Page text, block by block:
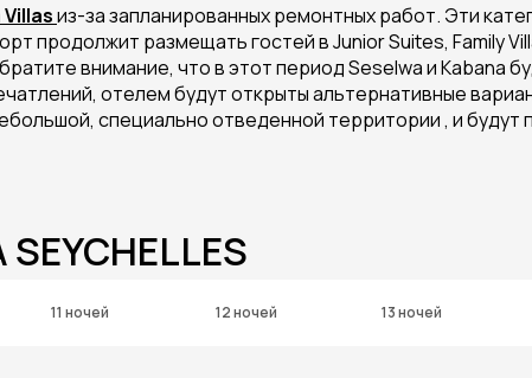
из-за запланированных ремонтных работ. Эти
продолжит размещать гостей в Junior Suites, Family
внимание, что в этот период Seselwa и Kabana
отелем будут открыты альтернативные
специально отведенной территории , и будут
11 ночей 12 ночей 13 ночей